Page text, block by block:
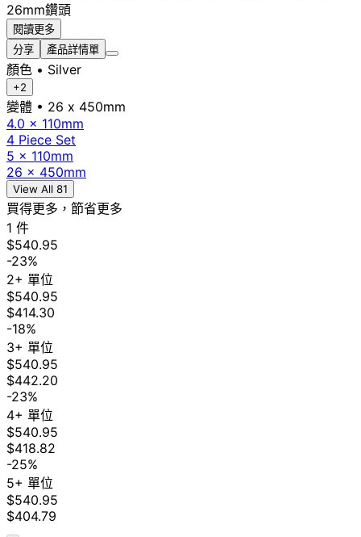
26mm鑽頭
閱讀更多
分享
產品詳情單
顏色 • Silver
+2
變體 • 26 x 450mm
4.0 x 110mm
4 Piece Set
5 x 110mm
26 x 450mm
View All 81
買得更多，節省更多
1 件
$540.95
-23%
2+ 單位
$540.95
$414.30
-18%
3+ 單位
$540.95
$442.20
-23%
4+ 單位
$540.95
$418.82
-25%
5+ 單位
$540.95
$404.79